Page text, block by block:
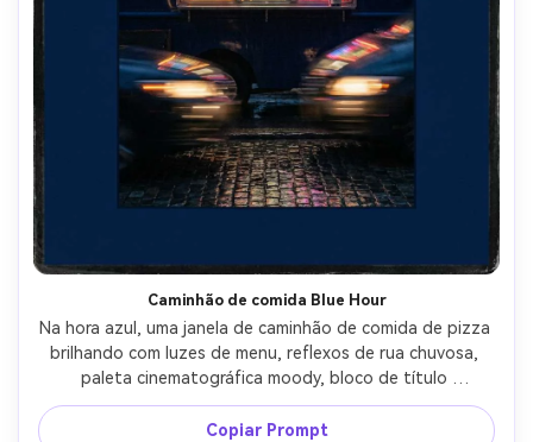
Caminhão de comida Blue Hour
Na hora azul, uma janela de caminhão de comida de pizza
brilhando com luzes de menu, reflexos de rua chuvosa,
paleta cinematográfica moody, bloco de título
tipográfico ousado, espaço negativo equilibrado,
molduras de pôster, detalhes nítidos com grão natural,
Copiar Prompt